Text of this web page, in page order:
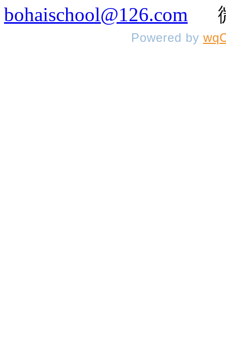
bohaischool@126.com 微
Powered by